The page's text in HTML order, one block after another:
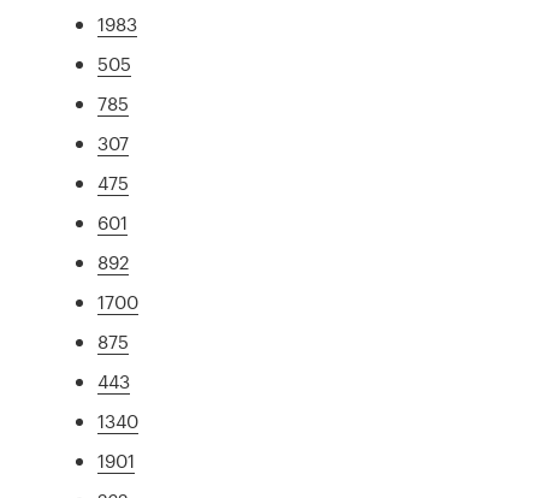
1983
505
785
307
475
601
892
1700
875
443
1340
1901